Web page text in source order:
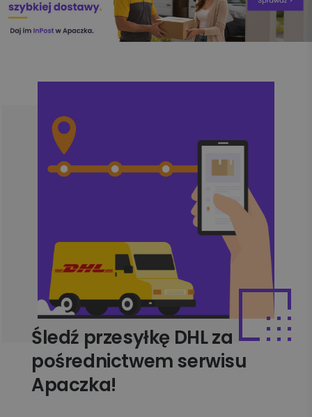
Śledź przesyłkę DHL za
pośrednictwem serwisu
Apaczka!